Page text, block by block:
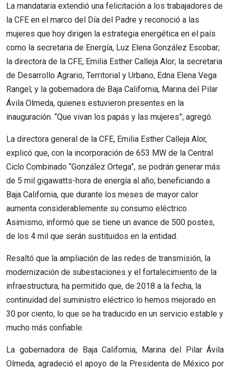
La mandataria extendió una felicitación a los trabajadores de
la CFE en el marco del Día del Padre y reconoció a las
mujeres que hoy dirigen la estrategia energética en el país
como la secretaria de Energía, Luz Elena González Escobar;
la directora de la CFE, Emilia Esther Calleja Alor; la secretaria
de Desarrollo Agrario, Territorial y Urbano, Edna Elena Vega
Rangel; y la gobernadora de Baja California, Marina del Pilar
Ávila Olmeda, quienes estuvieron presentes en la
inauguración. “Que vivan los papás y las mujeres”, agregó.
La directora general de la CFE, Emilia Esther Calleja Alor,
explicó que, con la incorporación de 653 MW de la Central
Ciclo Combinado “González Ortega”, se podrán generar más
de 5 mil gigawatts-hora de energía al año, beneficiando a
Baja California, que durante los meses de mayor calor
aumenta considerablemente su consumo eléctrico.
Asimismo, informó que se tiene un avance de 500 postes,
de los 4 mil que serán sustituidos en la entidad.
Resaltó que la ampliación de las redes de transmisión, la
modernización de subestaciones y el fortalecimiento de la
infraestructura, ha permitido que, de 2018 a la fecha, la
continuidad del suministro eléctrico lo hemos mejorado en
30 por ciento, lo que se ha traducido en un servicio estable y
mucho más confiable.
La gobernadora de Baja California, Marina del Pilar Ávila
Olmeda, agradeció el apoyo de la Presidenta de México por